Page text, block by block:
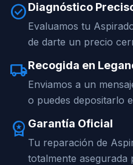
check_circleDiagnóstico
Evaluamos tu
de darte un precio
local_shippingRecogida en
Enviamos a un
o puedes depositarlo
workspace_premium Garantía Oficial
Tu reparación de
totalmente asegurada